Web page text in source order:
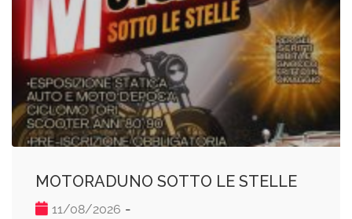
MOTORADUNO SOTTO LE STELLE
11/08/2026 -